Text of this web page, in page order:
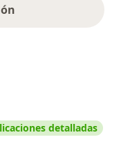
detalladas